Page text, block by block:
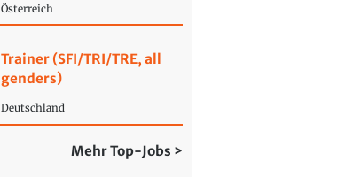
Österreich
Trainer (SFI/TRI/TRE, all
genders)
Deutschland
Mehr Top-Jobs >